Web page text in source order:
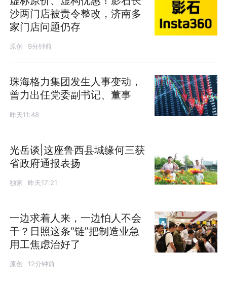
沙两门店被责令整改，济南多
家门店问题仍存
原创 9分钟前
珠海格力集团发生人事变动，
曾力出任党委副书记、董事
昨天11:48
光岳谈|这座鲁西县城缘何三获
省政府通报表扬
独家 昨天17:21
一边求着人来，一边怕人不会
干？日照这条“链”把制造业急
用工焦虑治好了
原创 12分钟前